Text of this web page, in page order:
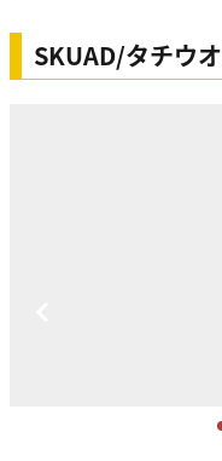
SKUAD/タチウオ